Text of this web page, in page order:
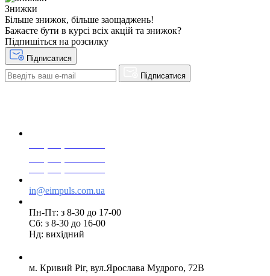
Знижки
Більше знижок, більше заощаджень!
Бажаєте бути в курсі всіх акцій та знижок?
Підпишіться на розсилку
Підписатися
Підписатися
in@eimpuls.com.ua
Пн-Пт: з 8-30 до 17-00
Сб: з 8-30 до 16-00
Нд: вихідний
м. Кривий Ріг, вул.Ярослава Мудрого, 72В